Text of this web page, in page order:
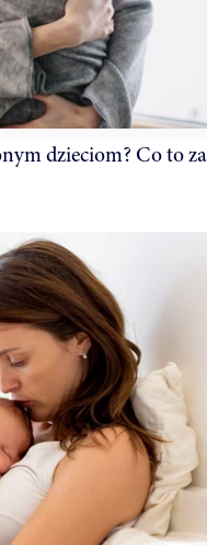
dzieciom? Co to za